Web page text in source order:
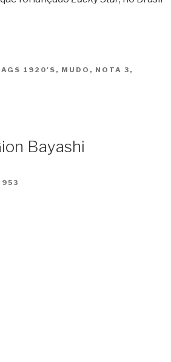
1920'S , MUDO , NOTA 3 ,
Bayashi